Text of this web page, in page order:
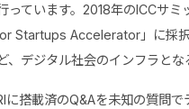
っています。2018年のICCサ
Startups Accelerator」に採
、デジタル社会のインフラとな
に搭載済のQ&Aを未知の質問